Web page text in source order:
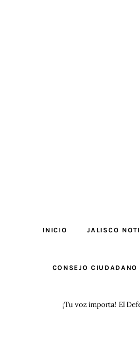
INICIO JALISCO
CONSEJO CIUDADANO
¡Tu voz importa! El